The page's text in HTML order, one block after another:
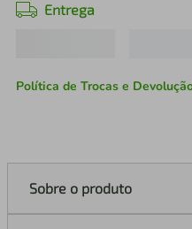
Entrega
Política de Trocas e
Sobre o produto